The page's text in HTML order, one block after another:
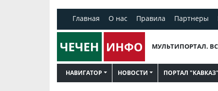
Главная О нас Правила Партнеры
МУЛЬТИПОРТАЛ.
НАВИГАТОР НОВОСТИ ПОРТАЛ "КАВКАЗ"